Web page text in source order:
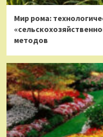
Мир рома:
методов